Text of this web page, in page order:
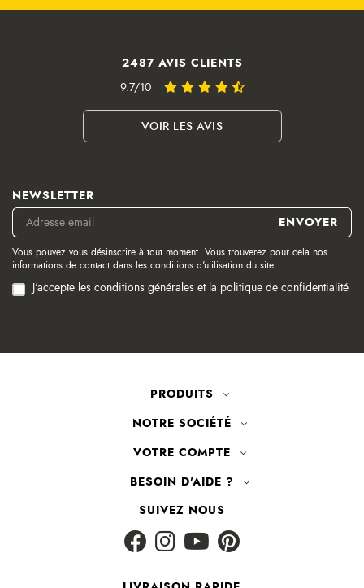
2487 AVIS CLIENTS
9.7/10
VOIR LES AVIS
NEWSLETTER
Vous pouvez vous désinscrire à tout moment. Vous trouverez pour cela nos
informations de contact dans les conditions d'utilisation du site.
J'accepte les conditions générales et la politique de confidentialité
PRODUITS
NOTRE SOCIÉTÉ
VOTRE COMPTE
BESOIN D'AIDE ?
SUIVEZ NOUS